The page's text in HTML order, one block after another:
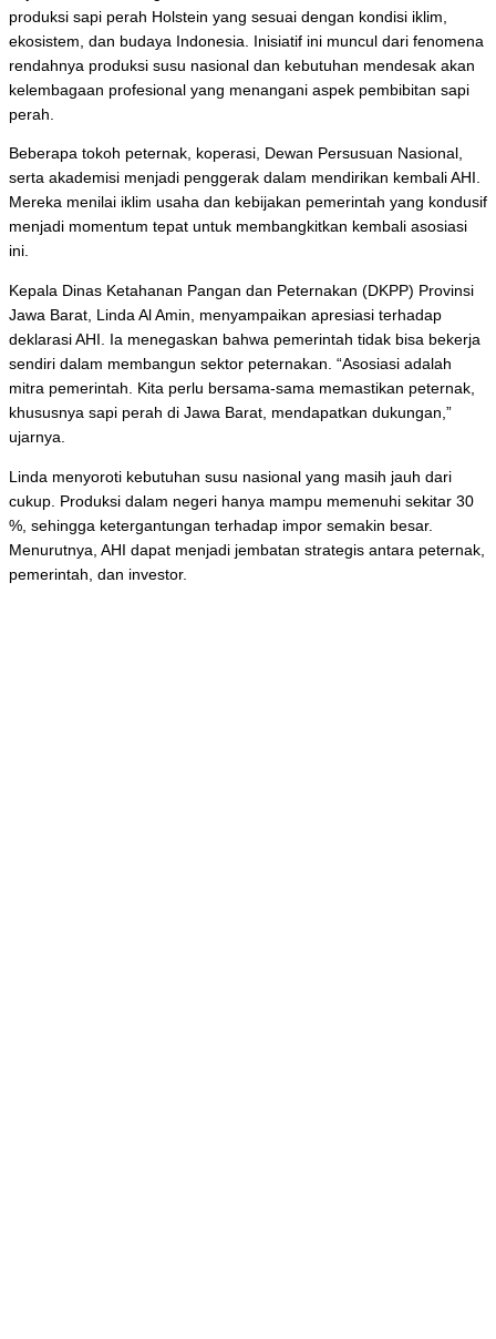
produksi sapi perah Holstein yang sesuai dengan kondisi iklim,
ekosistem, dan budaya Indonesia. Inisiatif ini muncul dari fenomena
rendahnya produksi susu nasional dan kebutuhan mendesak akan
kelembagaan profesional yang menangani aspek pembibitan sapi
perah.
Beberapa tokoh peternak, koperasi, Dewan Persusuan Nasional,
serta akademisi menjadi penggerak dalam mendirikan kembali AHI.
Mereka menilai iklim usaha dan kebijakan pemerintah yang kondusif
menjadi momentum tepat untuk membangkitkan kembali asosiasi
ini.
Kepala Dinas Ketahanan Pangan dan Peternakan (DKPP) Provinsi
Jawa Barat, Linda Al Amin, menyampaikan apresiasi terhadap
deklarasi AHI. Ia menegaskan bahwa pemerintah tidak bisa bekerja
sendiri dalam membangun sektor peternakan. “Asosiasi adalah
mitra pemerintah. Kita perlu bersama-sama memastikan peternak,
khususnya sapi perah di Jawa Barat, mendapatkan dukungan,”
ujarnya.
Linda menyoroti kebutuhan susu nasional yang masih jauh dari
cukup. Produksi dalam negeri hanya mampu memenuhi sekitar 30
%, sehingga ketergantungan terhadap impor semakin besar.
Menurutnya, AHI dapat menjadi jembatan strategis antara peternak,
pemerintah, dan investor.